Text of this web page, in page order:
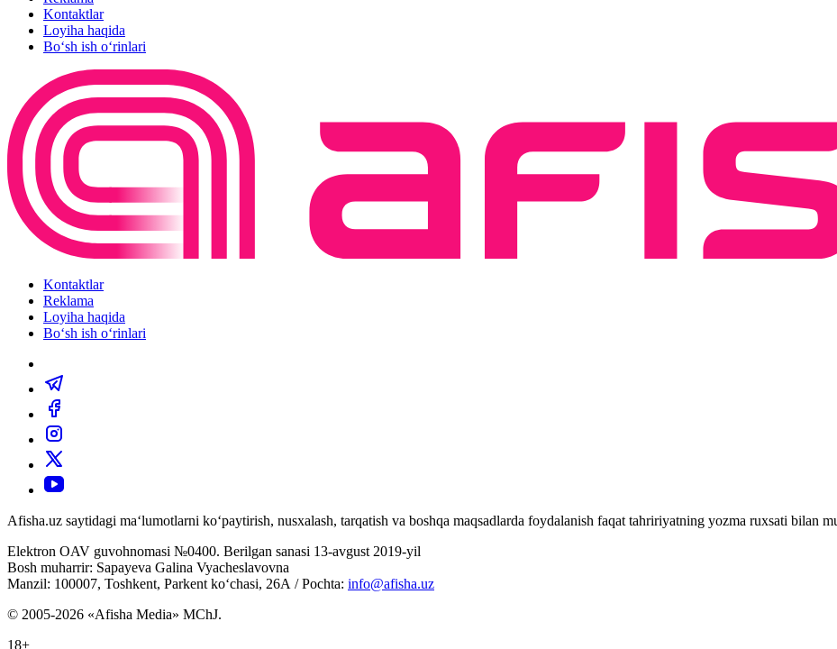
Kontaktlar
Loyiha haqida
Bo‘sh ish o‘rinlari
Kontaktlar
Reklama
Loyiha haqida
Bo‘sh ish o‘rinlari
Afisha.uz saytidagi ma‘lumotlarni ko‘paytirish, nusxalash, tarqatish va boshqa maqsadlarda foydalanish faqat tahririyatning yozma ruxsati bilan
Elektron OAV guvohnomasi №0400. Berilgan sanasi 13-avgust 2019-yil
Bosh muharrir: Sapayeva Galina Vyacheslavovna
Manzil: 100007, Toshkent, Parkent ko‘chasi, 26А / Pochta: info@afisha.uz
© 2005-2026 «Afisha Media» MChJ.
18+